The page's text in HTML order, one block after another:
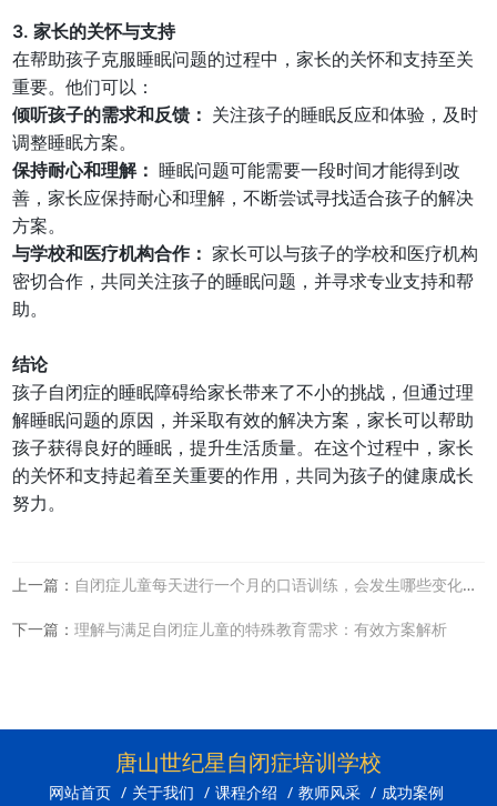
3. 家长的关怀与支持
在帮助孩子克服睡眠问题的过程中，家长的关怀和支持至关
重要。他们可以：
倾听孩子的需求和反馈： 关注孩子的睡眠反应和体验，及时
调整睡眠方案。
保持耐心和理解： 睡眠问题可能需要一段时间才能得到改
善，家长应保持耐心和理解，不断尝试寻找适合孩子的解决
方案。
与学校和医疗机构合作： 家长可以与孩子的学校和医疗机构
密切合作，共同关注孩子的睡眠问题，并寻求专业支持和帮
助。
结论
孩子自闭症的睡眠障碍给家长带来了不小的挑战，但通过理
解睡眠问题的原因，并采取有效的解决方案，家长可以帮助
孩子获得良好的睡眠，提升生活质量。在这个过程中，家长
的关怀和支持起着至关重要的作用，共同为孩子的健康成长
努力。
上一篇： 自闭症儿童每天进行一个月的口语训练，会发生哪些变化？（二）
下一篇：理解与满足自闭症儿童的特殊教育需求：有效方案解析
唐山世纪星自闭症培训学校
网站首页 / 关于我们 / 课程介绍 / 教师风采 / 成功案例